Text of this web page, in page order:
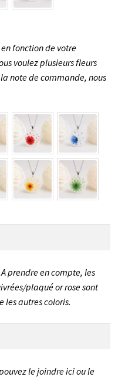
fonction de votre
voulez plusieurs fleurs
note de commande, nous
prendre en compte, les
plaqué or rose sont
les autres coloris.
le joindre ici ou le